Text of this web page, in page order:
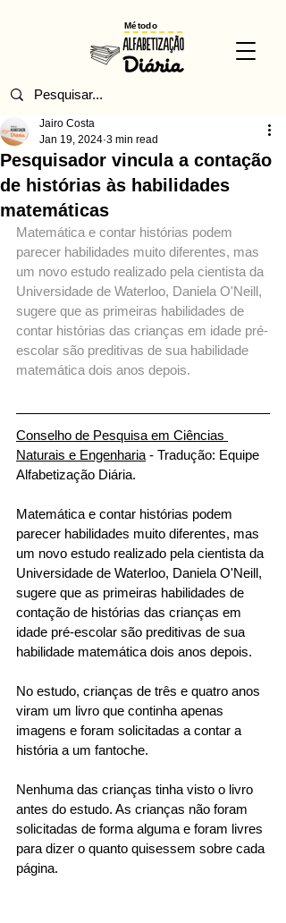
Método
Pesquisador vincula a contação
de histórias às habilidades
matemáticas
Jairo Costa
Jan 19, 2024 3 min read
Matemática e contar histórias podem
parecer habilidades muito diferentes, mas
um novo estudo realizado pela cientista da
Universidade de Waterloo, Daniela O'Neill,
sugere que as primeiras habilidades de
contar histórias das crianças em idade pré-
escolar são preditivas de sua habilidade
matemática dois anos depois.
Conselho de Pesquisa em Ciências
Naturais e Engenharia - Tradução: Equipe
Alfabetização Diária.
Matemática e contar histórias podem
parecer habilidades muito diferentes, mas
um novo estudo realizado pela cientista da
Universidade de Waterloo, Daniela O'Neill,
sugere que as primeiras habilidades de
contação de histórias das crianças em
idade pré-escolar são preditivas de sua
habilidade matemática dois anos depois.
No estudo, crianças de três e quatro anos
viram um livro que continha apenas
imagens e foram solicitadas a contar a
história a um fantoche.
Nenhuma das crianças tinha visto o livro
antes do estudo. As crianças não foram
solicitadas de forma alguma e foram livres
para dizer o quanto quisessem sobre cada
página.